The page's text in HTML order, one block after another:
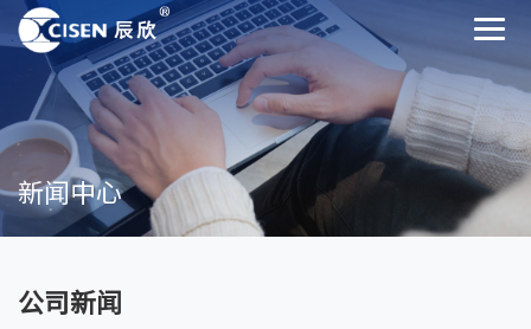
新闻中心
公司新闻